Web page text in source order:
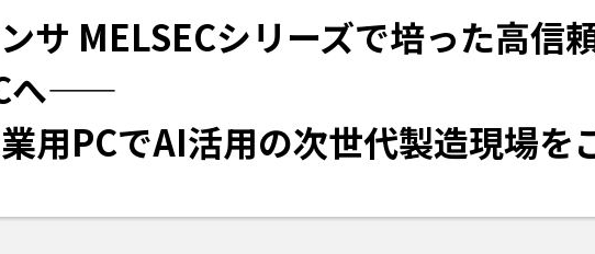
サ MELSECシリーズで培った高信
へ——
用PCでAI活用の次世代製造現場を